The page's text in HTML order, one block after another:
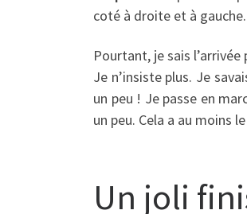
coté à droite et à gauche.
Pourtant, je sais
Je n’insiste plus. Je
un peu ! Je passe en
un peu. Cela a au moins
Un joli